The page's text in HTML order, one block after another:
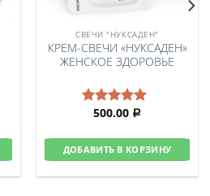
СВЕЧИ "НУКСАДЕН"
КРЕМ-СВЕЧИ «НУКСАДЕН»
ЖЕНСКОЕ ЗДОРОВЬЕ
Оценка
500.00 Р
ДОБАВИТЬ В КОРЗИНУ